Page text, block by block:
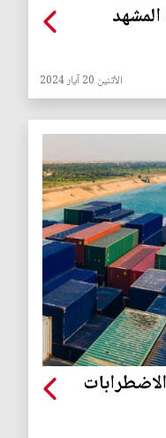
الأثنين 20 آيار 2024